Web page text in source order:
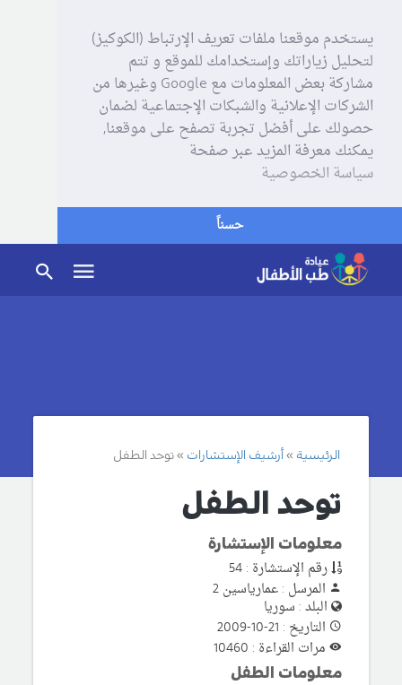
يستخدم موقعنا ملفات تعريف الإرتباط (الكوكيز)
لتحليل زياراتك وإستخدامك للموقع و تتم
مشاركة بعض المعلومات مع Google وغيرها من
الشركات الإعلانية والشبكات الإجتماعية لضمان
حصولك على أفضل تجربة تصفح على موقعنا,
يمكنك معرفة المزيد عبر صفحة
سياسة الخصوصية
حسناً
الرئيسية أرشيف الإستشارات توحد الطفل
توحد الطفل
معلومات الإستشارة
رقم الإستشارة : 54
المرسل : عمارياسين 2
البلد : سوريا
التاريخ : 21-10-2009
مرات القراءة : 10460
معلومات الطفل